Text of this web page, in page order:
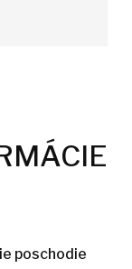
poschodie